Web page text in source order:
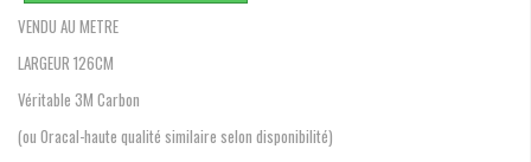
VENDU AU METRE
LARGEUR 126CM
Véritable 3M Carbon
(ou Oracal-haute qualité similaire selon disponibilité)